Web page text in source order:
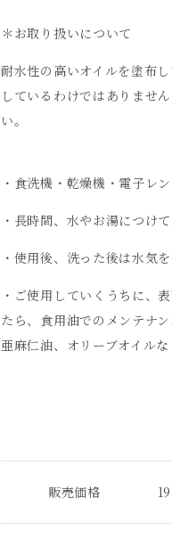
＊お取り扱いについて
耐水性の高いオイルを塗布
しているわけではありませ
い。
・食洗機・乾燥機・電子レ
・長時間、水やお湯につけ
・使用後、洗った後は水気
・ご使用していくうちに、
たら、食用油でのメンテナ
亜麻仁油、オリーブオイルな
販売価格